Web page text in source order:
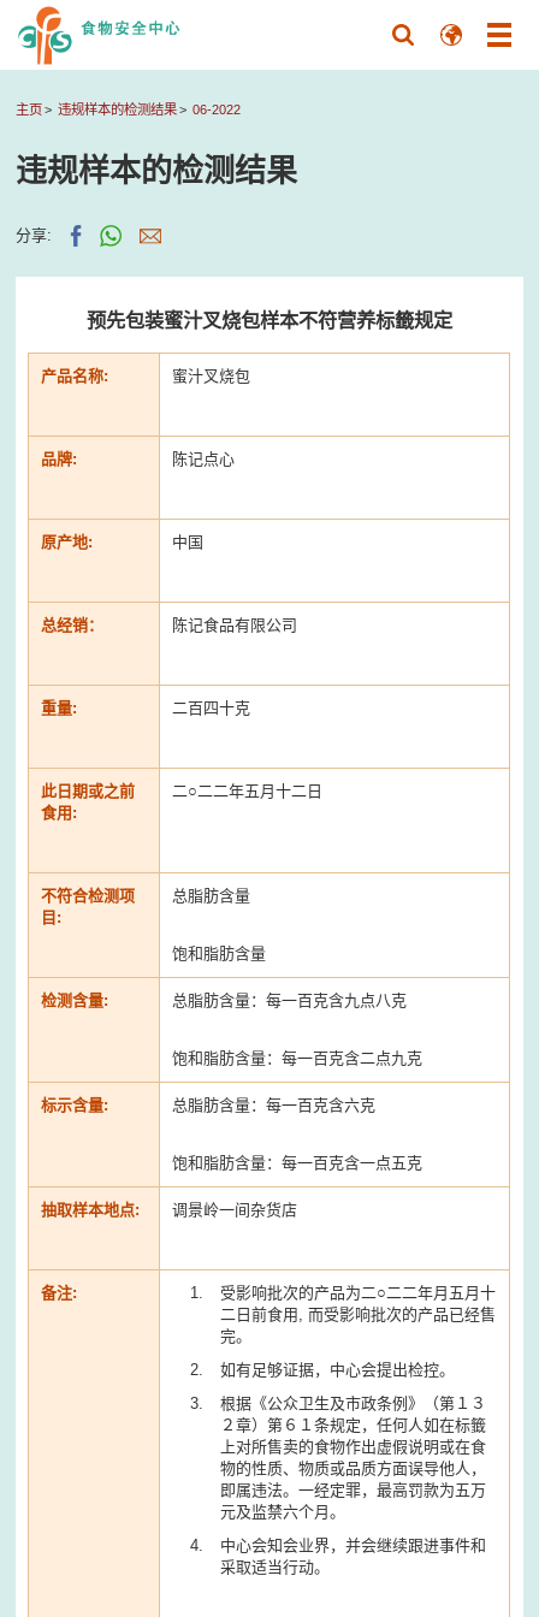
主页 违规样本的检测结果 06-2022
违规样本的检测结果
分享:
预先包装蜜汁叉烧包样本不符营养标籤规定
产品名称: 蜜汁叉烧包
品牌: 陈记点心
原产地: 中国
总经销： 陈记食品有限公司
重量: 二百四十克
此日期或之前
食用:
二○二二年五月十二日
不符合检测项
目:
总脂肪含量
饱和脂肪含量
检测含量: 总脂肪含量：每一百克含九点八克
饱和脂肪含量：每一百克含二点九克
标示含量: 总脂肪含量：每一百克含六克
饱和脂肪含量：每一百克含一点五克
抽取样本地点: 调景岭一间杂货店
备注:
受影响批次的产品为二○二二年月五月十
二日前食用, 而受影响批次的产品已经售
完。
如有足够证据，中心会提出检控。
根据《公众卫生及市政条例》（第１３
２章）第６１条规定，任何人如在标籤
上对所售卖的食物作出虚假说明或在食
物的性质、物质或品质方面误导他人，
即属违法。一经定罪，最高罚款为五万
元及监禁六个月。
中心会知会业界，并会继续跟进事件和
采取适当行动。